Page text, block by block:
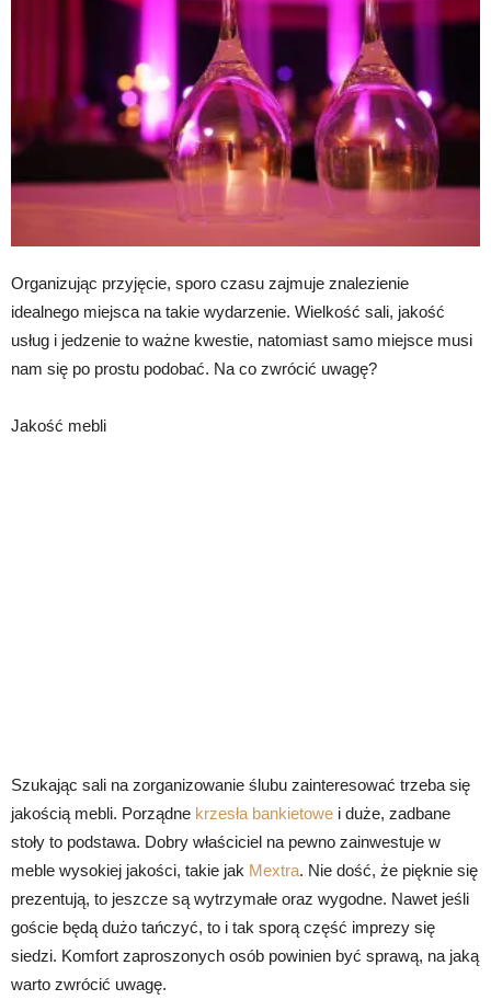
Organizując przyjęcie, sporo czasu zajmuje znalezienie
idealnego miejsca na takie wydarzenie. Wielkość sali, jakość
usług i jedzenie to ważne kwestie, natomiast samo miejsce musi
nam się po prostu podobać. Na co zwrócić uwagę?
Jakość mebli
Szukając sali na zorganizowanie ślubu zainteresować trzeba się
jakością mebli. Porządne krzesła bankietowe i duże, zadbane
stoły to podstawa. Dobry właściciel na pewno zainwestuje w
meble wysokiej jakości, takie jak Mextra. Nie dość, że pięknie się
prezentują, to jeszcze są wytrzymałe oraz wygodne. Nawet jeśli
goście będą dużo tańczyć, to i tak sporą część imprezy się
siedzi. Komfort zaproszonych osób powinien być sprawą, na jaką
warto zwrócić uwagę.